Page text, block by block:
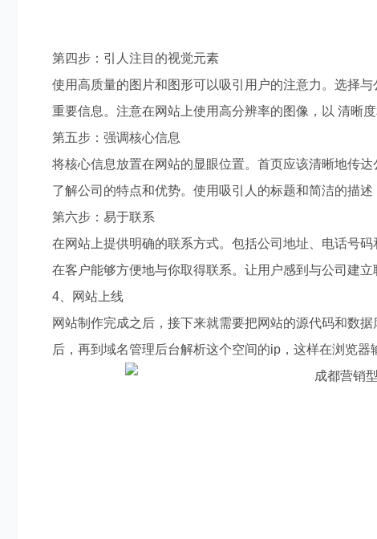
第四步：引人注目的视觉元素
使用高质量的图片和图形可以吸引用户的注意力。选择
重要信息。注意在网站上使用高分辨率的图像，以 清晰度
第五步：强调核心信息
将核心信息放置在网站的显眼位置。首页应该清晰地传
了解公司的特点和优势。使用吸引人的标题和简洁的描述
第六步：易于联系
在网站上提供明确的联系方式。包括公司地址、电话号
在客户能够方便地与你取得联系。让用户感到与公司建立
4、网站上线
网站制作完成之后，接下来就需要把网站的源代码和数
后，再到域名管理后台解析这个空间的ip，这样在浏览器